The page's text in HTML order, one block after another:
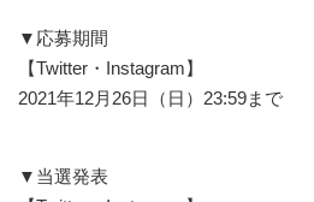
▼応募期間
【Twitter・Instagram】
2021年12月26日（日）23:59まで
▼当選発表